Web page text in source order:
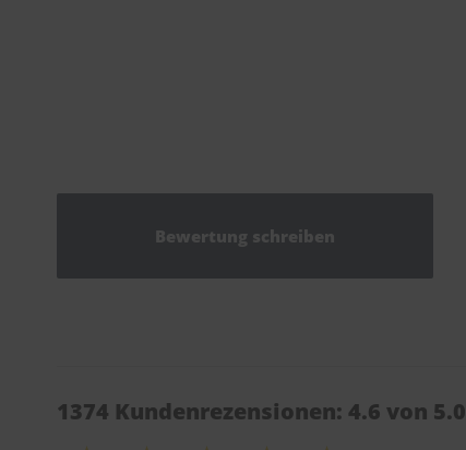
Bewertung schreiben
1374 Kundenrezensionen: 4.6 von 5.0